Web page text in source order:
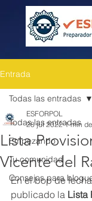
Entrada
Todas las entradas
Empezando
Tu comunidad
Consejos para
Todas las entradas
Lista
Vicente del
ESFORPOL
28 jul 2022 1 min
En el bop de
publicado la Lista